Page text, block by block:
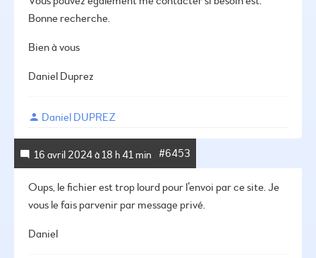
Daniel DUPREZ
Bonne recherche.
Bien à vous
Daniel Duprez
16 avril 2024 à 18 h 41 min #6453
Oups, le fichier est trop lourd pour l’envoi par ce site.Je
vous le fais parvenir par message privé.
Daniel